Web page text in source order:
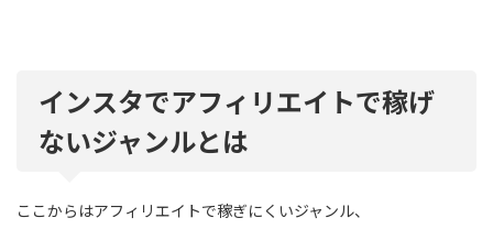
インスタでアフィリエイトで稼げ
ないジャンルとは
ここからはアフィリエイトで稼ぎにくいジャンル、